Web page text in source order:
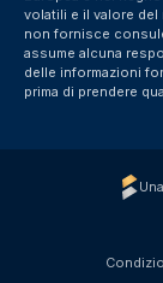
volatili e il valore del
non fornisce
assume alcuna
delle informazioni
prima di prendere